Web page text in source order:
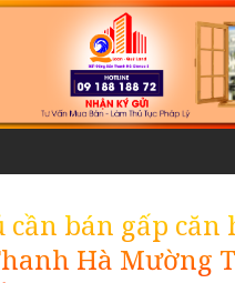
cần bán gấp căn
Hà Mường